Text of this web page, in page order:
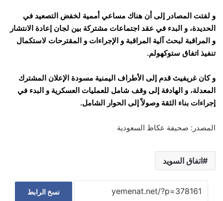
و لفتت المصادر إلى أن هناك مساعي أممية لخفض التصعيد في
الحديدة، و البدء في عقد اجتماعات مشتركة بين لجان إعادة الانتشار
و المراقبة لبحث آلية المراقبة و الإجراءات و المقترحات لاستكمال
تنفيذ اتفاق ستوكهولم.
و كان غريفيث قدم إلى الأطراف اليمنية مسودة الإعلان المشترك
المعدلة، و الهادفة إلى وقف شامل للعمليات العسكرية و البدء في
إجراءات بناء الثقة وصولاً إلى الحوار الشامل.
المصدر: صحيفة عكاظ السعودية
اتفاق السويد
نسخ الرابط